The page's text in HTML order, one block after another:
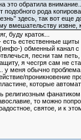
это обратила
подобного рода
здесь, так вот еще
вмешательству извне,
буду краток...
есть естественные
) обменный канал с
песни там петь,
я чесгря сам не
у меня обычно
проникновение
которые
религиозным
то можно
святое, и к